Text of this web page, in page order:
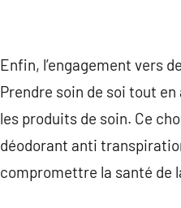
Enfin, l’engagement vers
Prendre soin de soi tout
les produits de soin. Ce
déodorant anti
compromettre la santé de